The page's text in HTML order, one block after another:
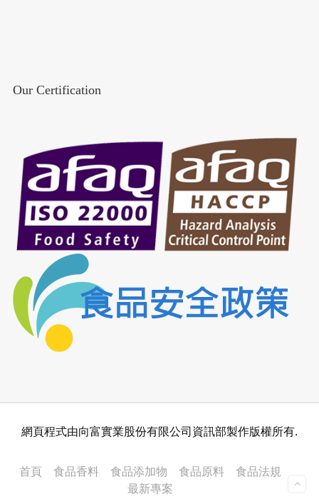
Our Certification
網頁程式由向富實業股份有限公司資訊部製作版權所有.
首頁 食品香料 食品添加物 食品原料
食品法規
最新專案